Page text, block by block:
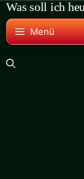
Zum
Inhalt
springen
Was soll ich
Menü